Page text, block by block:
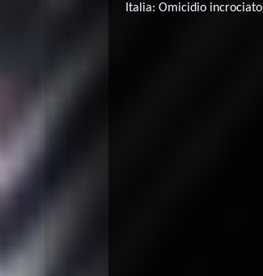
Italia: Omicidio incrociato